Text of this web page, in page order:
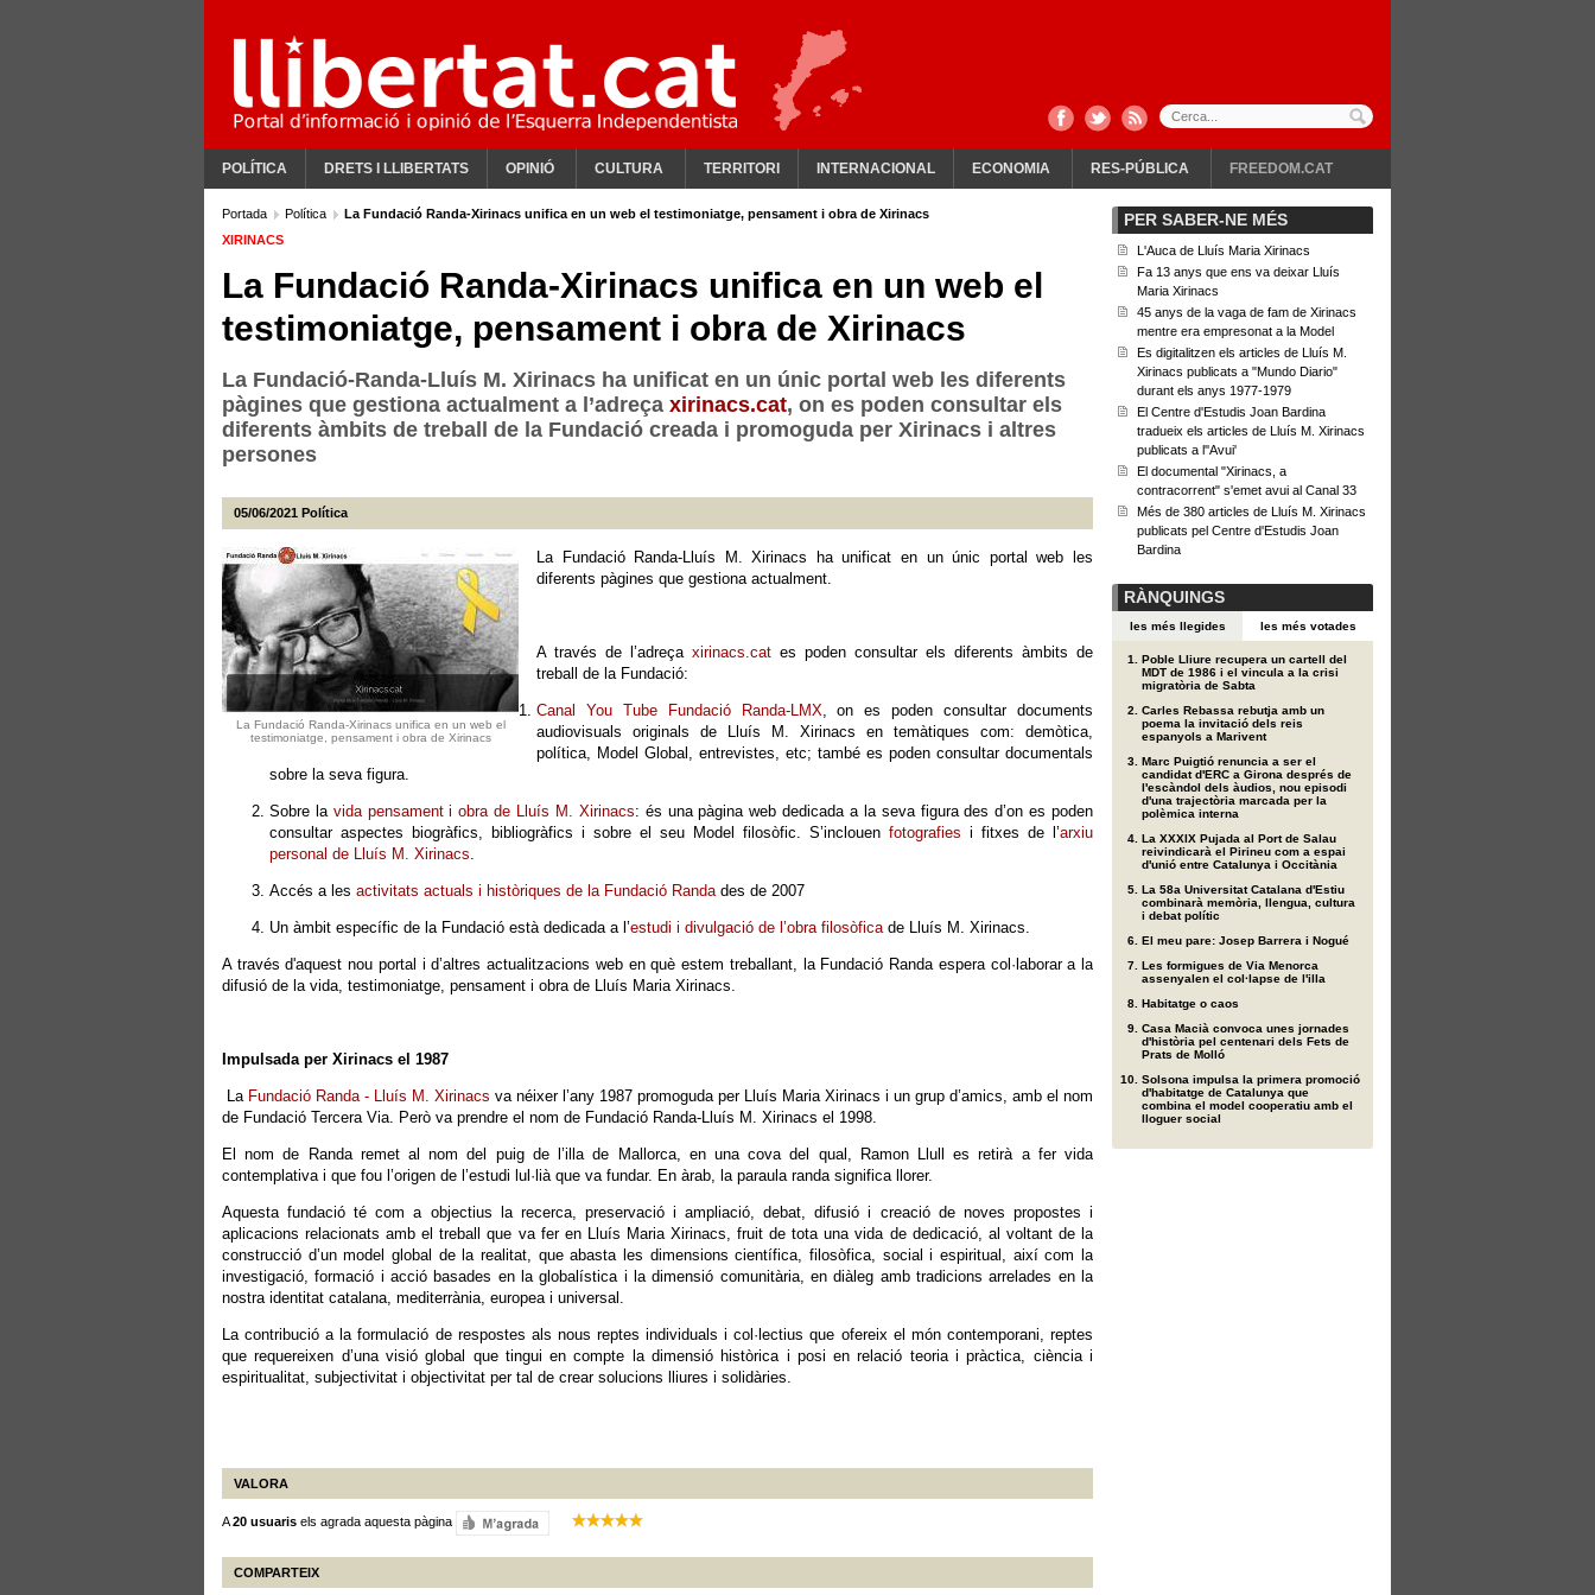
POLÍTICA DRETS I LLIBERTATS OPINIÓ CULTURA TERRITORI INTERNACIONAL ECONOMIA RES-PÚBLICA FREEDOM.CAT
Portada Política
La Fundació Randa-Xirinacs unifica en un web el testimoniatge, pensament i obra de Xirinacs
XIRINACS
La Fundació Randa-Xirinacs unifica en un web el
testimoniatge, pensament i obra de Xirinacs
La Fundació-Randa-Lluís M. Xirinacs ha unificat en un únic portal web les diferents
pàgines que gestiona actualment a l’adreça xirinacs.cat, on es poden consultar els
diferents àmbits de treball de la Fundació creada i promoguda per Xirinacs i altres
persones
05/06/2021 Política
La Fundació Randa-Xirinacs unifica en un web el
testimoniatge, pensament i obra de Xirinacs
La Fundació Randa-Lluís M. Xirinacs ha unificat en un únic portal web les
diferents pàgines que gestiona actualment.
A través de l’adreça xirinacs.cat es poden consultar els diferents àmbits de
treball de la Fundació:
Canal You Tube Fundació Randa-LMX, on es poden consultar documents
audiovisuals originals de Lluís M. Xirinacs en temàtiques com: demòtica,
política, Model Global, entrevistes, etc; també es poden consultar documentals
sobre la seva figura.
Sobre lavida pensament i obra de Lluís M. Xirinacs: és una pàgina web dedicada a la seva figura des d’on es poden
consultar aspectes biogràfics, bibliogràfics i sobre el seu Model filosòfic. S’inclouen fotografies i fitxes de l’arxiu
personal de Lluís M. Xirinacs.
Accés a les activitats actuals i històriques de la Fundació Randades de 2007
Un àmbit específic de la Fundació està dedicada a l’estudi i divulgació de l’obra filosòficade Lluís M. Xirinacs.
A través d'aquest nou portal i d’altres actualitzacions web en què estem treballant, la Fundació Randa espera col·laborar a la
difusió de la vida, testimoniatge, pensament i obra de Lluís Maria Xirinacs.
Impulsada per Xirinacs el 1987
La Fundació Randa - Lluís M. Xirinacs va néixer l’any 1987 promoguda per Lluís Maria Xirinacs i un grup d’amics, amb el nom
de Fundació Tercera Via. Però va prendre el nom de Fundació Randa-Lluís M. Xirinacs el 1998.
El nom de Randa remet al nom del puig de l’illa de Mallorca, en una cova del qual, Ramon Llull es retirà a fer vida
contemplativa i que fou l’origen de l’estudi lul·lià que va fundar. En àrab, la paraula randa significa llorer.
Aquesta fundació té com a objectius la recerca, preservació i ampliació, debat, difusió i creació de noves propostes i
aplicacions relacionats amb el treball que va fer en Lluís Maria Xirinacs, fruit de tota una vida de dedicació, al voltant de la
construcció d’un model global de la realitat, que abasta les dimensions científica, filosòfica, social i espiritual, així com la
investigació, formació i acció basades en la globalística i la dimensió comunitària, en diàleg amb tradicions arrelades en la
nostra identitat catalana, mediterrània, europea i universal.
La contribució a la formulació de respostes als nous reptes individuals i col·lectius que ofereix el món contemporani, reptes
que requereixen d’una visió global que tingui en compte la dimensió històrica i posi en relació teoria i pràctica, ciència i
espiritualitat, subjectivitat i objectivitat per tal de crear solucions lliures i solidàries.
VALORA
A20 usuaris els agrada aquesta pàgina
COMPARTEIX
PER SABER-NE MÉS
L'Auca de Lluís Maria Xirinacs
Fa 13 anys que ens va deixar Lluís
Maria Xirinacs
45 anys de la vaga de fam de Xirinacs
mentre era empresonat a la Model
Es digitalitzen els articles de Lluís M.
Xirinacs publicats a "Mundo Diario"
durant els anys 1977-1979
El Centre d'Estudis Joan Bardina
tradueix els articles de Lluís M. Xirinacs
publicats a l''Avui'
El documental "Xirinacs, a
contracorrent" s'emet avui al Canal 33
Més de 380 articles de Lluís M. Xirinacs
publicats pel Centre d'Estudis Joan
Bardina
RÀNQUINGS
les més llegides les més votades
Poble Lliure recupera un cartell del
MDT de 1986 i el vincula a la crisi
migratòria de Sabta
Carles Rebassa rebutja amb un
poema la invitació dels reis
espanyols a Marivent
Marc Puigtió renuncia a ser el
candidat d'ERC a Girona després de
l'escàndol dels àudios, nou episodi
d'una trajectòria marcada per la
polèmica interna
La XXXIX Pujada al Port de Salau
reivindicarà el Pirineu com a espai
d'unió entre Catalunya i Occitània
La 58a Universitat Catalana d'Estiu
combinarà memòria, llengua, cultura
i debat polític
El meu pare: Josep Barrera i Nogué
Les formigues de Via Menorca
assenyalen el col·lapse de l'illa
Habitatge o caos
Casa Macià convoca unes jornades
d'història pel centenari dels Fets de
Prats de Molló
Solsona impulsa la primera promoció
d'habitatge de Catalunya que
combina el model cooperatiu amb el
lloguer social